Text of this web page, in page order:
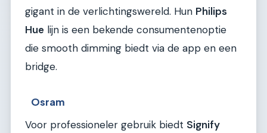
gigant in de verlichtingswereld. Hun Philips
Hue lijn is een bekende consumentenoptie
die smooth dimming biedt via de app en een
bridge.
Osram
Voor professioneler gebruik biedt Signify